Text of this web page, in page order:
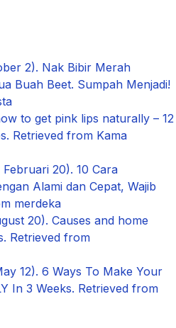
2). Nak Bibir Merah
Buah Beet. Sumpah Menjadi!
to get pink lips naturally – 12
Retrieved from Kama
20). 10 Cara
Alami dan Cepat, Wajib
merdeka
20). Causes and home
Retrieved from
12). 6 Ways To Make Your
In 3 Weeks. Retrieved from